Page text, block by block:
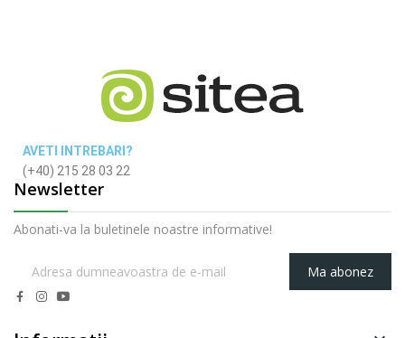
AVETI INTREBARI?
(+40) 215 28 03 22
Newsletter
Abonati-va la buletinele noastre informative!
Ma abonez